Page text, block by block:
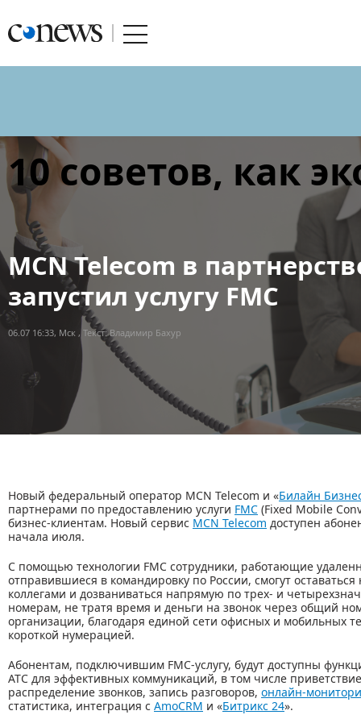
10 советов, как
MCN Telecom в
запустил услугу FMC
06.07 16:33, Мск , Текст: Владимир Бахур
Новый федеральный оператор MCN Telecom и «Билайн
партнерами по предоставлению услуги FMC (Fixed Mobile
бизнес-клиентам. Новый сервис MCN Telecom доступен
начала июля.
С помощью технологии FMC сотрудники, работающие
отправившиеся в командировку по России, смогут оставаться
коллегами и дозваниваться напрямую по трех- и
номерам, не тратя время и деньги на звонок через общий
организации, благодаря единой сети офисных и мобильных
короткой нумерацией.
Абонентам, подключившим FMС-услугу, будут доступны
АТС для эффективных коммуникаций, в том числе
распределение звонков, запись разговоров, онлайн-
статистика, интеграция с AmoCRM и «Битрикс 24».